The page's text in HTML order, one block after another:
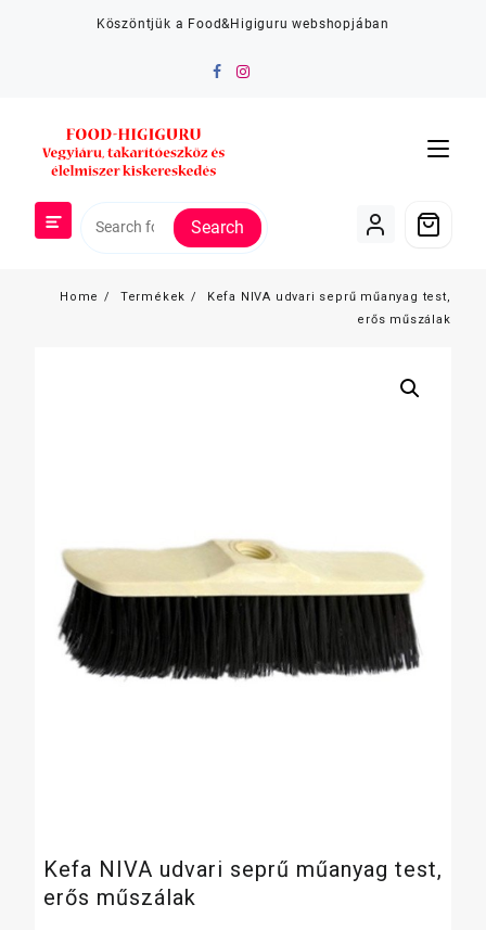
Köszöntjük a Food&Higiguru webshopjában
Search
Home Termékek
Kefa NIVA udvari seprű műanyag test,
erős műszálak
Kefa NIVA udvari seprű műanyag test,
erős műszálak